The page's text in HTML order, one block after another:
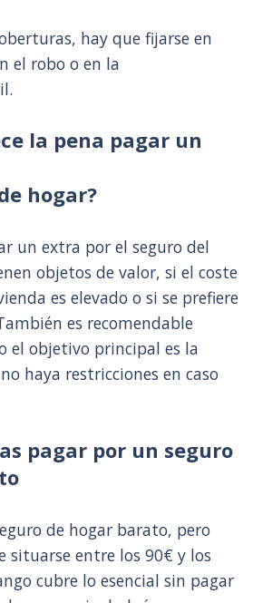
hay que fijarse en
el robo o en la
la pena pagar un
hogar?
un extra por el seguro del
objetos de valor, si el coste
es elevado o si se prefiere
es recomendable
el objetivo principal es la
haya restricciones en caso
pagar por un seguro
de hogar barato, pero
situarse entre los 90€ y los
cubre lo esencial sin pagar